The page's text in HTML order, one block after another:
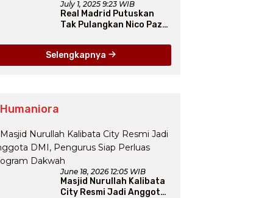
July 1, 2025 9:23 WIB
Real Madrid Putuskan
Tak Pulangkan Nico Paz
Panas 2025
Selengkapnya
June 18, 2026 12:05 WIB
Masjid Nurullah Kalibata
City Resmi Jadi Anggota